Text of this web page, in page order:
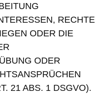
RECHTE
ODER DIE
ODER
21 ABS. 1 DSGVO).